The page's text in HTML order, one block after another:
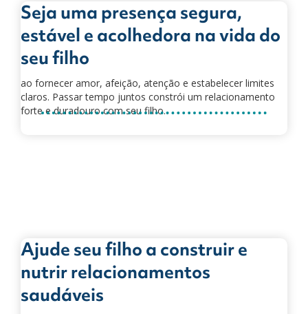
Seja uma presença segura,
estável e acolhedora na vida do
seu filho
ao fornecer amor, afeição, atenção e estabelecer limites
claros. Passar tempo juntos constrói um relacionamento
forte e duradouro com seu filho.
Ajude seu filho a construir e
nutrir relacionamentos
saudáveis